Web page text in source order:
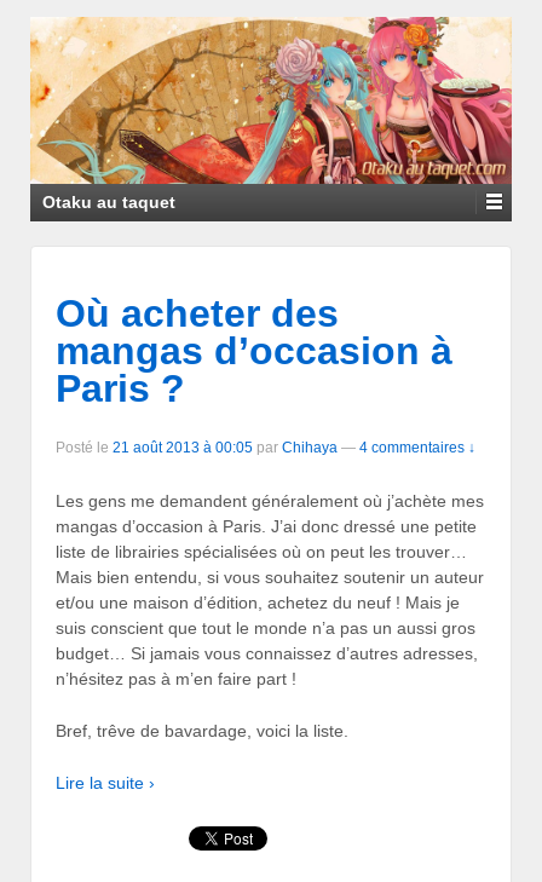
Otaku au taquet
Où acheter des
mangas d’occasion à
Paris ?
Posté le 21 août 2013 à 00:05 par Chihaya — 4 commentaires ↓
Les gens me demandent généralement où j’achète mes
mangas d’occasion à Paris. J’ai donc dressé une petite
liste de librairies spécialisées où on peut les trouver…
Mais bien entendu, si vous souhaitez soutenir un auteur
et/ou une maison d’édition, achetez du neuf ! Mais je
suis conscient que tout le monde n’a pas un aussi gros
budget… Si jamais vous connaissez d’autres adresses,
n’hésitez pas à m’en faire part !
Bref, trêve de bavardage, voici la liste.
Lire la suite ›